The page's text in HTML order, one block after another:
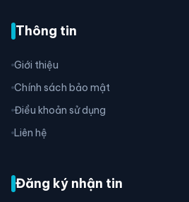
Thông tin
Giới thiệu
Chính sách bảo mật
Điều khoản sử dụng
Liên hệ
Đăng ký nhận tin